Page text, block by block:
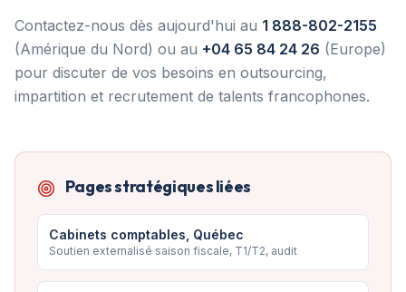
Contactez-nous dès aujourd'hui au 1 888-802-2155
(Amérique du Nord) ou au +04 65 84 24 26 (Europe)
pour discuter de vos besoins en outsourcing,
impartition et recrutement de talents francophones.
Pages stratégiques liées
Cabinets comptables, Québec
Soutien externalisé saison fiscale, T1/T2, audit